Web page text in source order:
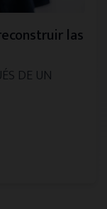
las
DE UN